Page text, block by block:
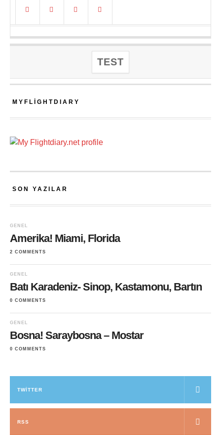
TEST
MYFLIGHTDIARY
SON YAZILAR
GENEL
Amerika! Miami, Florida
2 COMMENTS
GENEL
Batı Karadeniz- Sinop, Kastamonu, Bartın
0 COMMENTS
GENEL
Bosna! Saraybosna – Mostar
0 COMMENTS
TWITTER
RSS